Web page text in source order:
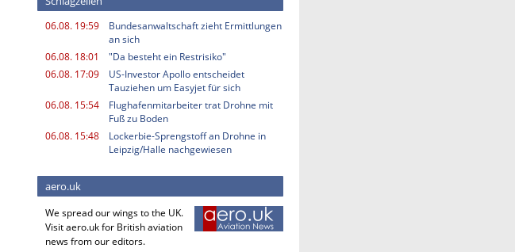
06.08. 19:59
Bundesanwaltschaft zieht Ermittlungen
an sich
06.08. 18:01
"Da besteht ein Restrisiko"
06.08. 17:09
US-Investor Apollo entscheidet
Tauziehen um Easyjet für sich
06.08. 15:54
Flughafenmitarbeiter trat Drohne mit
Fuß zu Boden
06.08. 15:48
Lockerbie-Sprengstoff an Drohne in
Leipzig/Halle nachgewiesen
aero.uk
We spread our wings to the UK.
Visit aero.uk for British aviation
news from our editors.